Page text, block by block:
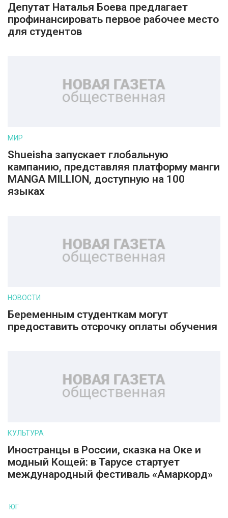
Депутат Наталья Боева предлагает
профинансировать первое рабочее место
для студентов
МИР
Shueisha запускает глобальную
кампанию, представляя платформу манги
MANGA MILLION, доступную на 100
языках
НОВОСТИ
Беременным студенткам могут
предоставить отсрочку оплаты обучения
КУЛЬТУРА
Иностранцы в России, сказка на Оке и
модный Кощей: в Тарусе стартует
международный фестиваль «Амаркорд»
ЮГ